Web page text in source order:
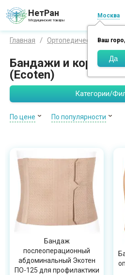
НетРан
Медицинские товары
Москва
Ваш
Главная Ортопедические
Бандажи и корсеты
(Ecoten)
Категории/
По цене По популярности
Бандаж
послеоперационный
абдоминальный Экотен
ПО-125 для профилактики